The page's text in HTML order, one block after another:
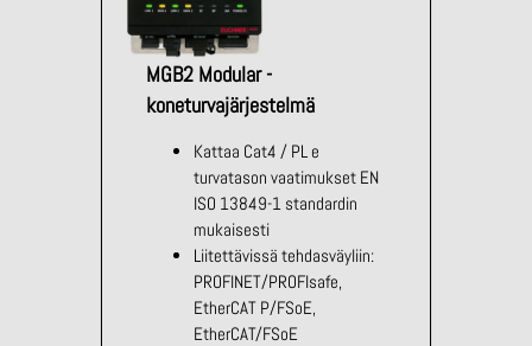
MGB2 Modular -
koneturvajärjestelmä
Kattaa Cat4 / PL e
turvatason vaatimukset EN
ISO 13849-1 standardin
mukaisesti
Liitettävissä tehdasväyliin:
PROFINET/PROFIsafe,
EtherCAT P/FSoE,
EtherCAT/FSoE